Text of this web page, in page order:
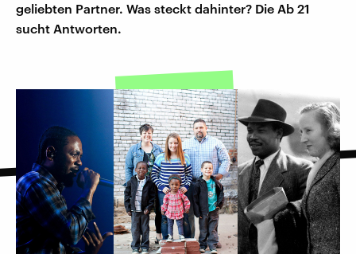
geliebten Partner. Was steckt dahinter? Die Ab 21
sucht Antworten.